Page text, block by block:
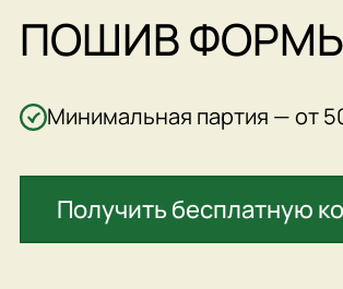
ПОШИВ
Минимальная партия — от
Получить